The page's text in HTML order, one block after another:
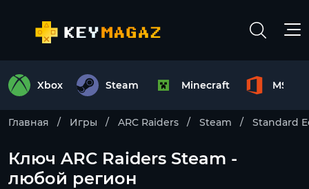
Xbox Steam Minecraft MS
Главная Игры ARC Raiders Steam Standard
Ключ ARC Raiders Steam -
любой регион